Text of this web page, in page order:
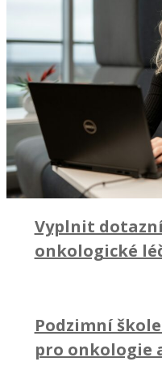
Vyplnit
onkologické
Podzimní
pro onkologie